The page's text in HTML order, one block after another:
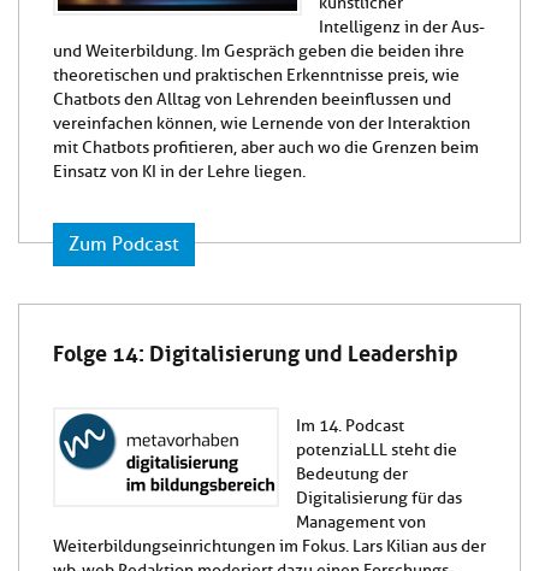
Intelligenz in der Aus-
und Weiterbildung. Im Gespräch geben die beiden ihre
theoretischen und praktischen Erkenntnisse preis, wie
Chatbots den Alltag von Lehrenden beeinflussen und
vereinfachen können, wie Lernende von der Interaktion
mit Chatbots profitieren, aber auch wo die Grenzen beim
Einsatz von KI in der Lehre liegen.
Zum Podcast
Folge 14: Digitalisierung und Leadership
Im 14. Podcast
potenziaLLL steht die
Bedeutung der
Digitalisierung für das
Management von
Weiterbildungseinrichtungen im Fokus. Lars Kilian aus der